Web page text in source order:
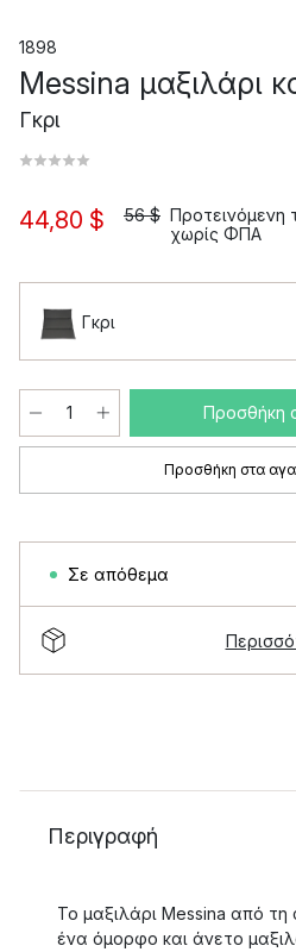
1898
Messina μαξιλάρι
Γκρι
44,80 $ 56 $ Προτεινόμενη
χωρίς ΦΠΑ
Γκρι
Προσθήκη
Προσθήκη στα
Σε απόθεμα
Περιγραφή
Το μαξιλάρι Messina από τη
ένα όμορφο και άνετο